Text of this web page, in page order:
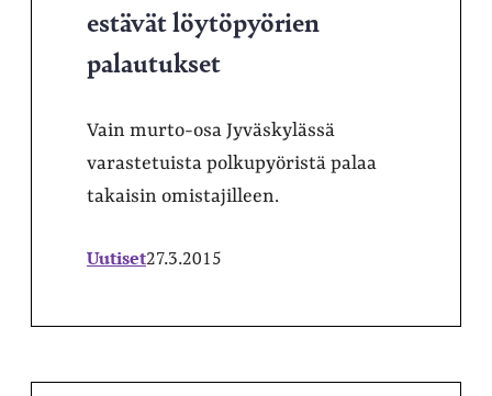
estävät löytöpyörien
palautukset
Vain murto-osa Jyväskylässä
varastetuista polkupyöristä palaa
takaisin omistajilleen.
Uutiset27.3.2015